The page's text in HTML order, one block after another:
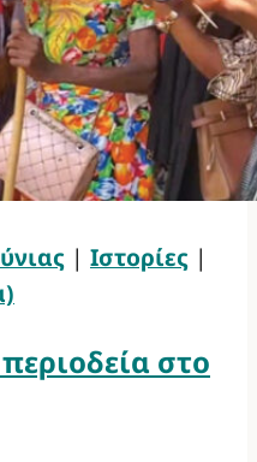
| Ιστορίες |
στο